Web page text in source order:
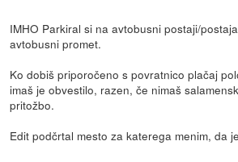
IMHO Parkiral si na avtobusni postaji/
avtobusni promet.
Ko dobiš priporočeno s povratnico plačaj
imaš je obvestilo, razen, če nimaš
pritožbo.
Edit podčrtal mesto za katerega menim, da